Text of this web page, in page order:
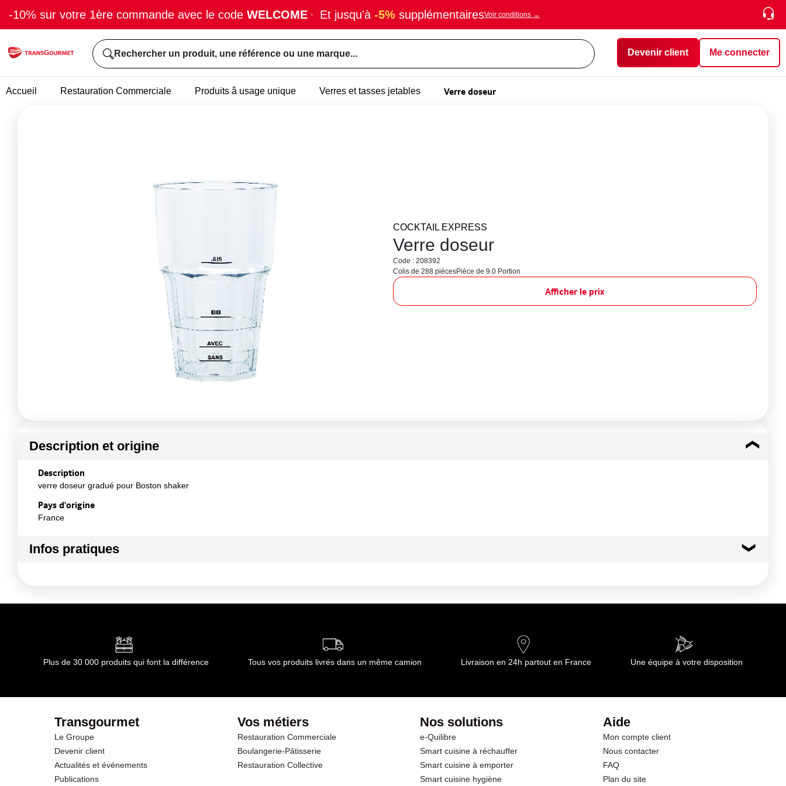
-10% sur votre 1ère commande avec le code WELCOME · Et jusqu'à -5% supplémentairesVoir conditions →
Rechercher un produit, une référence ou une marque... Devenir client Me connecter
Accueil Restauration Commerciale Produits â usage unique Verres et tasses jetables Verre doseur
COCKTAIL EXPRESS
Verre doseur
Code : 208392
Colis de 288 piècesPièce de 9.0 Portion
Afficher le prix
Description et origine
Description
verre doseur gradué pour Boston shaker
Pays d'origine
France
Infos pratiques
Plus de 30 000 produits qui font la différence Tous vos produits livrés dans un même camion Livraison en 24h partout en France Une équipe à votre disposition
Transgourmet
Le Groupe
Devenir client
Actualités et événements
Publications
Vos métiers
Restauration Commerciale
Boulangerie-Pâtisserie
Restauration Collective
Nos solutions
e-Quilibre
Smart cuisine à réchauffer
Smart cuisine à emporter
Smart cuisine hygiène
Aide
Mon compte client
Nous contacter
FAQ
Plan du site